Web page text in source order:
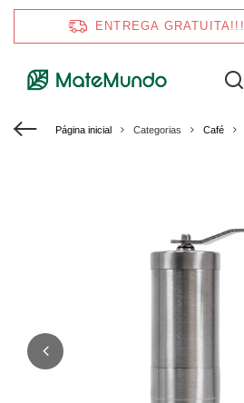
ENTREGA GRATUITA!!!
Página inicial Categorias Café